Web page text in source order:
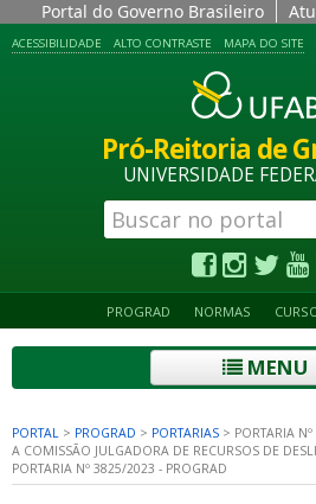
Portal do Governo Brasileiro
ACESSIBILIDADE ALTO CONTRASTE MAPA DO SITE
Pró-Reitoria de
UNIVERSIDADE
PROGRAD NORMAS
MENU
PORTAL > PROGRAD > PORTARIAS > PORTARIA
A COMISSÃO JULGADORA DE RECURSOS DE
PORTARIA Nº 3825/2023 - PROGRAD